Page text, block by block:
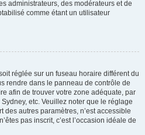
administrateurs, des modérateurs et de
comme étant un utilisateur
réglée sur un fuseau horaire différent du
rendre dans le panneau de contrôle de
afin de trouver votre zone adéquate, par
etc. Veuillez noter que le réglage
autres paramètres, n’est accessible
pas inscrit, c’est l’occasion idéale de